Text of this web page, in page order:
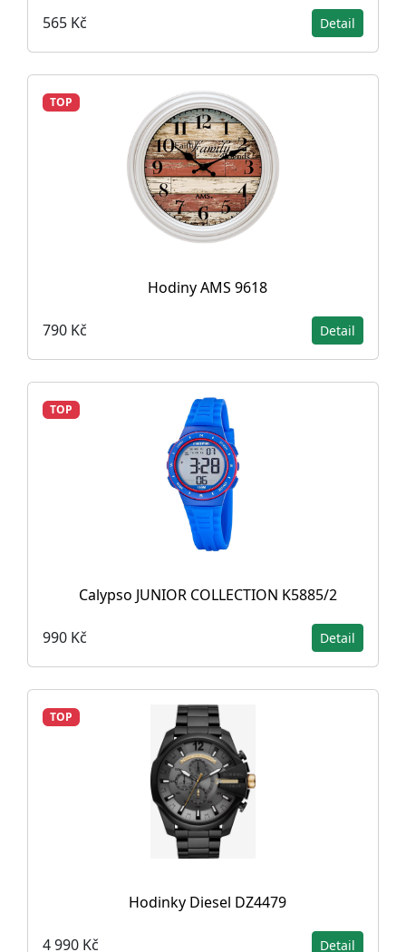
565 Kč Detail
TOP
Hodiny AMS 9618
790 Kč Detail
TOP
Calypso JUNIOR COLLECTION K5885/2
990 Kč Detail
TOP
Hodinky Diesel DZ4479
4 990 Kč Detail